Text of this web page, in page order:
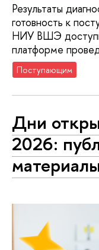
Результаты
готовность к
НИУ ВШЭ
платформе
Поступающим
Дни
2026: